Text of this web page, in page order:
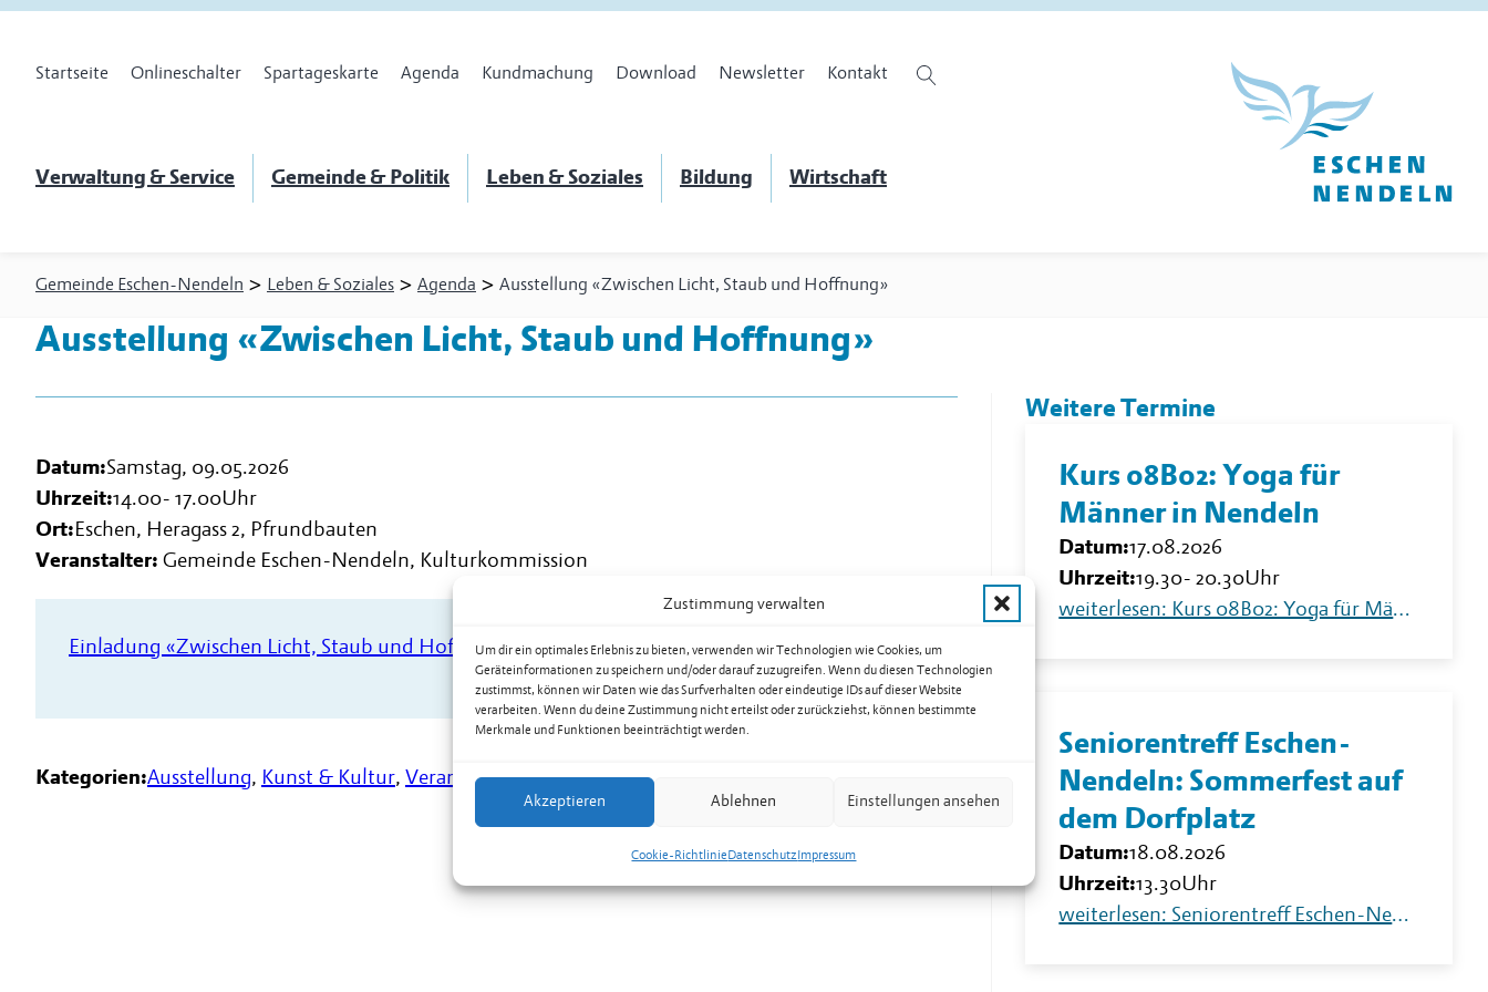
Zustimmung verwalten
Um dir ein optimales Erlebnis zu bieten, verwenden wir Technologien wie Cookies, um
Geräteinformationen zu speichern und/oder darauf zuzugreifen. Wenn du diesen Technologien
zustimmst, können wir Daten wie das Surfverhalten oder eindeutige IDs auf dieser Website
verarbeiten. Wenn du deine Zustimmung nicht erteilst oder zurückziehst, können bestimmte
Merkmale und Funktionen beeinträchtigt werden.
Akzeptieren Ablehnen Einstellungen ansehen
Cookie-RichtlinieDatenschutzImpressum
Startseite Onlineschalter Spartageskarte Agenda Kundmachung Download Newsletter Kontakt
Verwaltung & Service Gemeinde & Politik Leben & Soziales Bildung Wirtschaft
Gemeinde Eschen-Nendeln > Leben & Soziales > Agenda > Ausstellung «Zwischen Licht, Staub und Hoffnung»
Ausstellung «Zwischen Licht, Staub und Hoffnung»
Datum:Samstag, 09.05.2026
Uhrzeit:14.00- 17.00Uhr
Ort:Eschen, Heragass 2, Pfrundbauten
Veranstalter: Gemeinde Eschen-Nendeln, Kulturkommission
Einladung «Zwischen Licht, Staub und Hoffnung» ansehen (PDF)
Kategorien:Ausstellung, Kunst & Kultur, Veranstaltung der Gemeinde
Weitere Termine
Kurs 08B02: Yoga für
Männer in Nendeln
Datum:17.08.2026
Uhrzeit:19.30-20.30Uhr
weiterlesen: Kurs 08B02: Yoga für Männer in Nendeln
Seniorentreff Eschen-
Nendeln: Sommerfest auf
dem Dorfplatz
Datum:18.08.2026
Uhrzeit:13.30Uhr
weiterlesen: Seniorentreff Eschen-Nendeln: Sommerfest auf dem Dorfplatz